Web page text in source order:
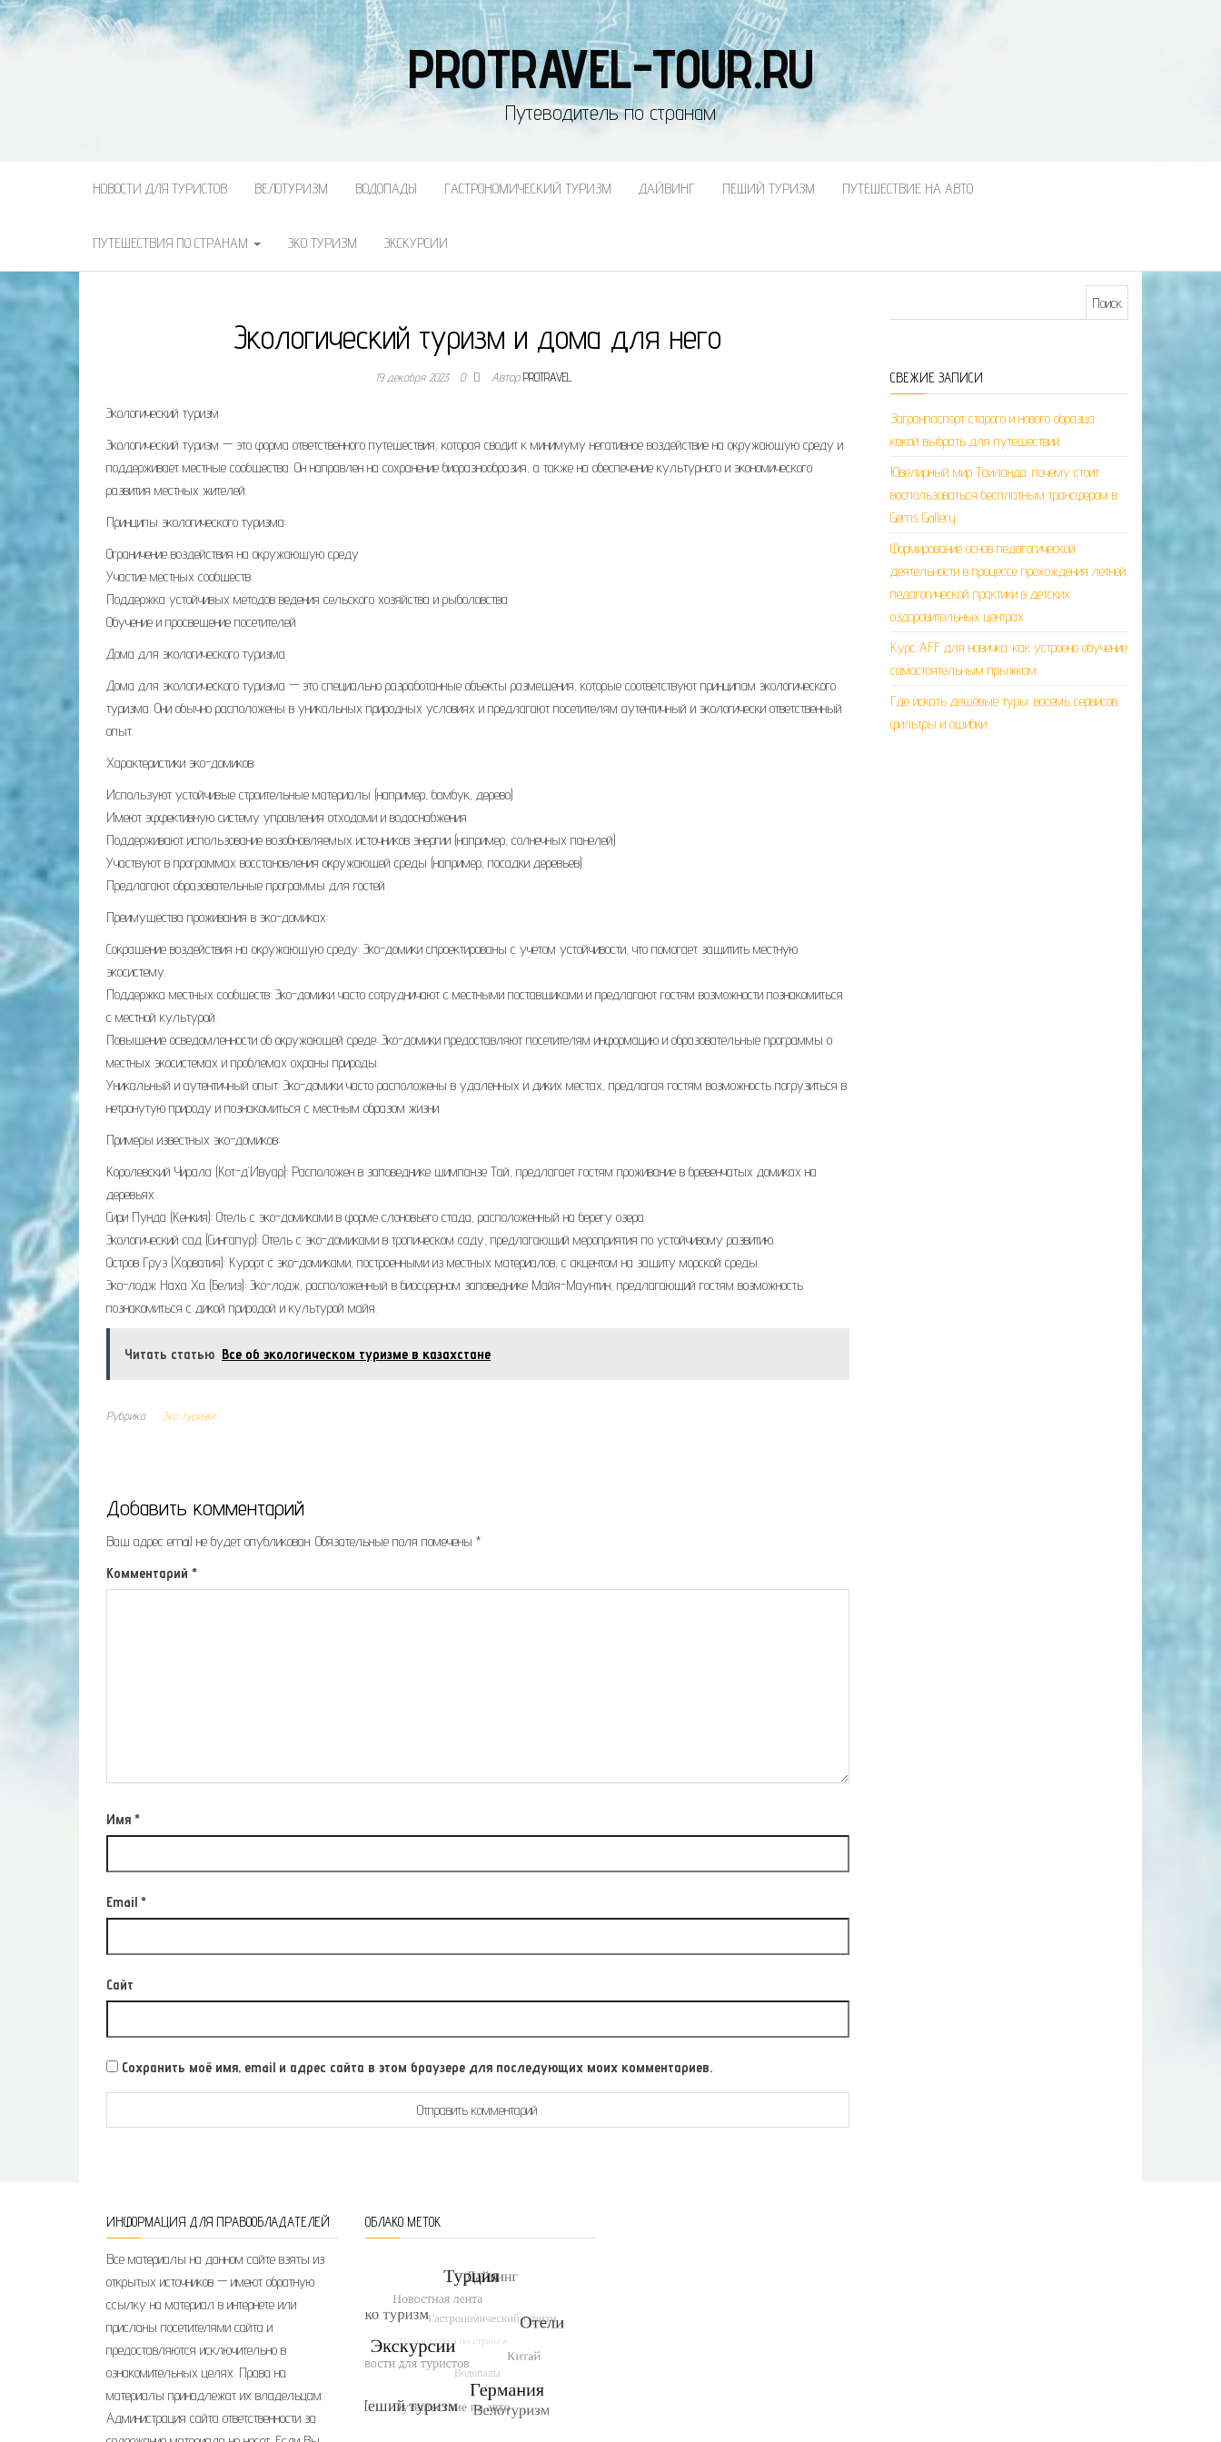
PROTRAVEL-TOUR.RU
Путеводитель по странам
НОВОСТИ ДЛЯ ТУРИСТОВ ВЕЛОТУРИЗМ ВОДОПАДЫ ГАСТРОНОМИЧЕСКИЙ ТУРИЗМ ДАЙВИНГ ПЕШИЙ ТУРИЗМ ПУТЕШЕСТВИЕ НА АВТО
ПУТЕШЕСТВИЯ ПО СТРАНАМ ЭКО ТУРИЗМ ЭКСКУРСИИ
Экологический туризм и дома для него
19 декабря 2023 0 АвторPROTRAVEL
Экологический туризм
Экологический туризм — это форма ответственного путешествия, которая сводит к минимуму негативное воздействие на окружающую среду и
поддерживает местные сообщества. Он направлен на сохранение биоразнообразия, а также на обеспечение культурного и экономического
развития местных жителей.
Принципы экологического туризма:
Ограничение воздействия на окружающую среду
Участие местных сообществ
Поддержка устойчивых методов ведения сельского хозяйства и рыболовства
Обучение и просвещение посетителей
Дома для экологического туризма
Дома для экологического туризма — это специально разработанные объекты размещения, которые соответствуют принципам экологического
туризма. Они обычно расположены в уникальных природных условиях и предлагают посетителям аутентичный и экологически ответственный
опыт.
Характеристики эко-домиков:
Используют устойчивые строительные материалы (например, бамбук, дерево)
Имеют эффективную систему управления отходами и водоснабжения
Поддерживают использование возобновляемых источников энергии (например, солнечных панелей)
Участвуют в программах восстановления окружающей среды (например, посадки деревьев)
Предлагают образовательные программы для гостей
Преимущества проживания в эко-домиках:
Сокращение воздействия на окружающую среду: Эко-домики спроектированы с учетом устойчивости, что помогает защитить местную
экосистему.
Поддержка местных сообществ: Эко-домики часто сотрудничают с местными поставщиками и предлагают гостям возможности познакомиться
с местной культурой.
Повышение осведомленности об окружающей среде: Эко-домики предоставляют посетителям информацию и образовательные программы о
местных экосистемах и проблемах охраны природы.
Уникальный и аутентичный опыт: Эко-домики часто расположены в удаленных и диких местах, предлагая гостям возможность погрузиться в
нетронутую природу и познакомиться с местным образом жизни.
Примеры известных эко-домиков:
Королевский Чирала (Кот-д’Ивуар): Расположен в заповеднике шимпанзе Тай, предлагает гостям проживание в бревенчатых домиках на
деревьях.
Сири Пунда (Кенкия): Отель с эко-домиками в форме слоновьего стада, расположенный на берегу озера.
Экологический сад (Сингапур): Отель с эко-домиками в тропическом саду, предлагающий мероприятия по устойчивому развитию.
Остров Груз (Хорватия): Курорт с эко-домиками, построенными из местных материалов, с акцентом на защиту морской среды.
Эко-лодж Наха Ха (Белиз): Эко-лодж, расположенный в биосферном заповеднике Майя-Маунтин, предлагающий гостям возможность
познакомиться с дикой природой и культурой майя.
Читать статью Все об экологическом туризме в казахстане
Рубрика Эко туризм
Добавить комментарий
Ваш адрес email не будет опубликован. Обязательные поля помечены *
Комментарий *
Имя *
Email *
Сайт
Сохранить моё имя, email и адрес сайта в этом браузере для последующих моих комментариев.
СВЕЖИЕ ЗАПИСИ
Загранпаспорт старого и нового образца:
какой выбрать для путешествий
Ювелирный мир Таиланда: почему стоит
воспользоваться бесплатным трансфером в
Gems Gallery
Формирование основ педагогической
деятельности в процессе прохождения летней
педагогической практики в детских
оздоровительных центрах
Курс AFF для новичка: как устроено обучение
самостоятельным прыжкам
Где искать дешёвые туры: восемь сервисов,
фильтры и ошибки
ИНФОРМАЦИЯ ДЛЯ ПРАВООБЛАДАТЕЛЕЙ
Все материалы на данном сайте взяты из
открытых источников — имеют обратную
ссылку на материал в интернете или
присланы посетителями сайта и
предоставляются исключительно в
ознакомительных целях. Права на
материалы принадлежат их владельцам.
Администрация сайта ответственности за
ОБЛАКО МЕТОК